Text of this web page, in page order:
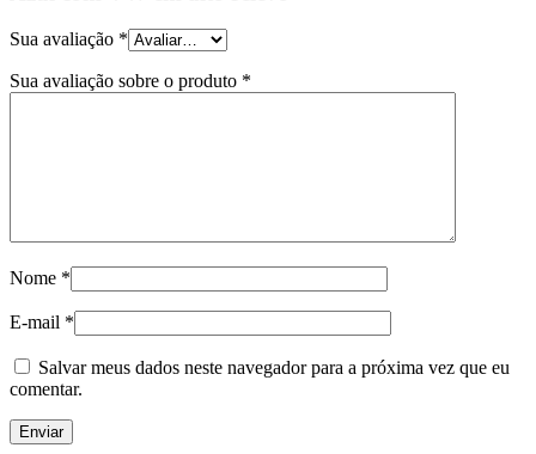
Sua avaliação *
Sua avaliação sobre o produto *
Nome *
E-mail *
Salvar meus dados neste navegador para a próxima vez que eu
comentar.